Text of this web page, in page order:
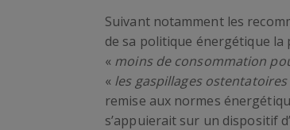
Suivant notamment les
de sa politique énergétique la
« moins de consommation
« les gaspillages
remise aux normes
s’appuierait sur un dispositif